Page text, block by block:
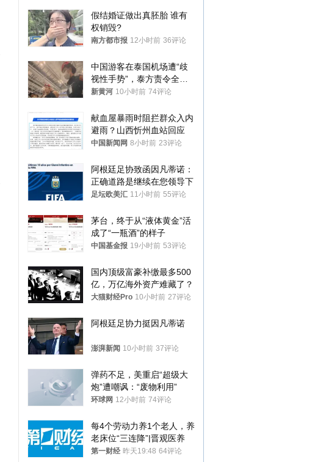
假结婚证做出真胚胎 谁有
权销毁?
南方都市报 12小时前 36评论
中国游客在泰国机场遭“歧
视性手势”，泰方责令全面
调查，对责任人采取最严厉
新黄河 10小时前 74评论
献血屋暴雨时阻拦群众入内
避雨？山西忻州血站回应
中国新闻网 8小时前 23评论
阿根廷足协致函因凡蒂诺：
正确道路是继续在您领导下
足坛欧美汇 11小时前 55评论
茅台，终于从“液体黄金”活
成了“一瓶酒”的样子
中国基金报 19小时前 53评论
国内顶级富豪补缴最多500
亿，万亿海外资产难藏了？
大猫财经Pro 10小时前 27评论
阿根廷足协力挺因凡蒂诺
澎湃新闻 10小时前 37评论
弹药不足，美重启“超级大
炮”遭嘲讽：“废物利用”
环球网 12小时前 74评论
每4个劳动力养1个老人，养
老床位“三连降”|晋观医养
第一财经 昨天19:48 64评论